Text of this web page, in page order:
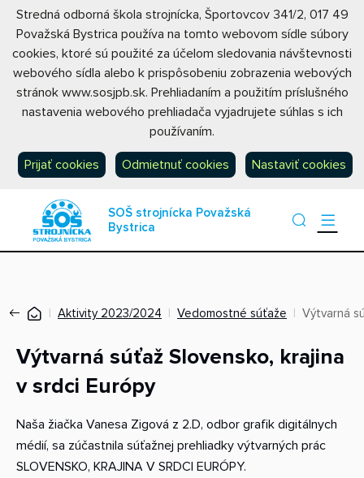
Stredná odborná škola strojnícka, Športovcov 341/2, 017 49
Považská Bystrica používa na tomto webovom sídle súbory
cookies, ktoré sú použité za účelom sledovania návštevnosti
webového sídla alebo k prispôsobeniu zobrazenia webových
stránok www.sosjpb.sk. Prehliadaním a použitím príslušného
nastavenia webového prehliadača vyjadrujete súhlas s ich
používaním.
Prijať cookies Odmietnuť cookies Nastaviť cookies
SOŠ strojnícka Považská
Bystrica
Aktivity 2023/2024 Vedomostné súťaže Výtvarná
Výtvarná súťaž Slovensko, krajina
v srdci Európy
Naša žiačka Vanesa Zigová z 2.D, odbor grafik digitálnych
médií, sa zúčastnila súťažnej prehliadky výtvarných prác
SLOVENSKO, KRAJINA V SRDCI EURÓPY.